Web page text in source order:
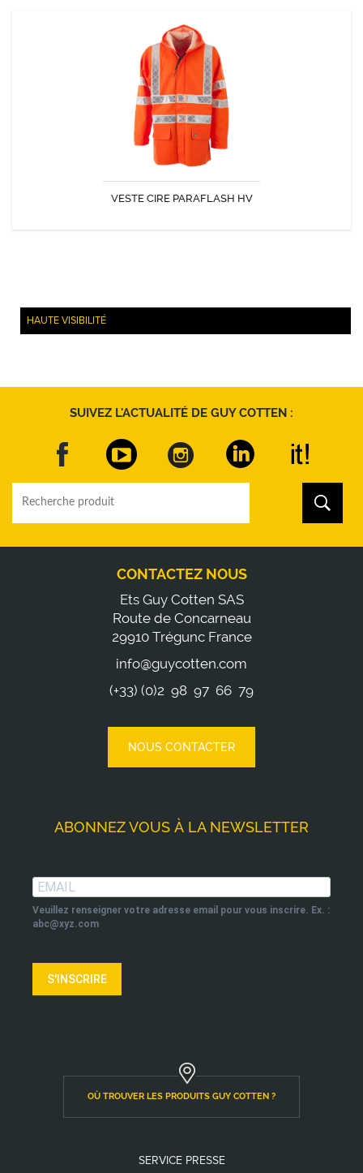
VESTE CIRE PARAFLASH HV
VESTE CIRE PARAFLASH HV
Veste ciré souple et résistante HV
HAUTE VISIBILITÉ
SUIVEZ L'ACTUALITÉ DE GUY COTTEN :
CONTACTEZ NOUS
Ets Guy Cotten SAS
Route de Concarneau
29910 Trégunc France
info@guycotten.com
(+33) (0)2 98 97 66 79
NOUS CONTACTER
ABONNEZ VOUS À LA NEWSLETTER
Veuillez renseigner votre adresse email pour vous inscrire. Ex. :
abc@xyz.com
S'INSCRIRE
OÙ TROUVER LES PRODUITS GUY COTTEN ?
SERVICE PRESSE